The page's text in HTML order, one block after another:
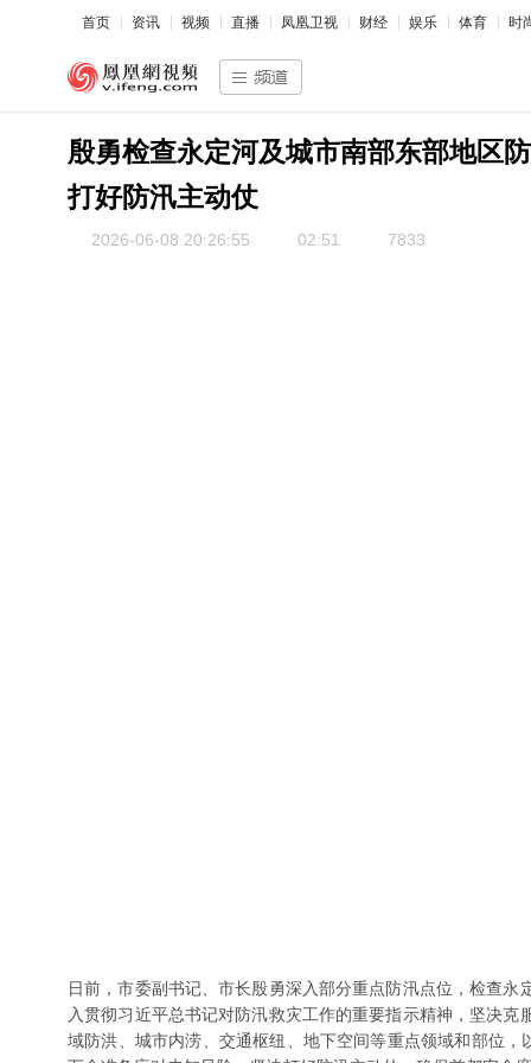
首页 资讯 视频 直播 凤凰卫视 财经 娱乐 体育 时
殷勇检查永定河及城市南部东部地区
打好防汛主动仗
2026-06-08 20:26:55 02:51 7833
日前，市委副书记、市长殷勇深入部分重点防汛点位，检查
入贯彻习近平总书记对防汛救灾工作的重要指示精神，坚决
域防洪、城市内涝、交通枢纽、地下空间等重点领域和部位